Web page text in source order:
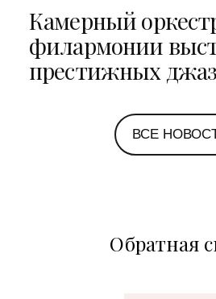
Камерный
филармонии
престижных
Петербурге и
ВСЕ
Обратная